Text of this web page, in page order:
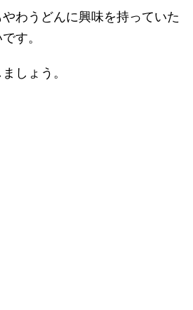
わうどんに興味を持っていた
す。
しょう。